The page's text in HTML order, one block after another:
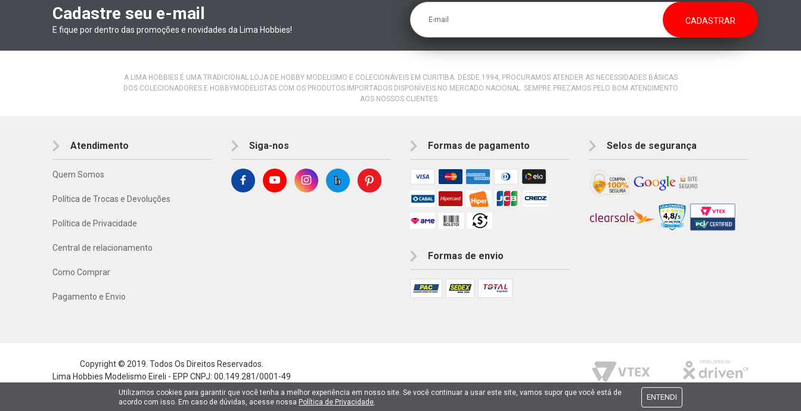
NETTOY
NOREV
WELLY
Cadastre seu e-mail
E fique por dentro das promoções e novidades da Lima Hobbies!
E-mail
A LIMA HOBBIES É UMA TRADICIONAL LOJA DE HOBBY MODELISMO E COLECIONÁVEIS EM CURITIBA. DESDE 1994, PROCURAMOS ATENDER AS NECESSIDADES BÁSICAS
DOS COLECIONADORES E HOBBYMODELISTAS COM OS PRODUTOS IMPORTADOS DISPONÍVEIS NO MERCADO NACIONAL. SEMPRE PREZAMOS PELO BOM ATENDIMENTO
AOS NOSSOS CLIENTES.
Atendimento
Quem Somos
Política de Trocas e Devoluções
Política de Privacidade
Central de relacionamento
Como Comprar
Pagamento e Envio
Siga-nos Formas de pagamento
Formas de envio
Selos de segurança
Copyright © 2019. Todos Os Direitos Reservados.
Lima Hobbies Modelismo Eireli - EPP CNPJ: 00.149.281/0001-49
Utilizamos cookies para garantir que você tenha a melhor experiência em nosso site. Se você continuar a usar este site, vamos supor que você está de
acordo com isso. Em caso de dúvidas, acesse nossa Política de Privacidade.
ENTENDI